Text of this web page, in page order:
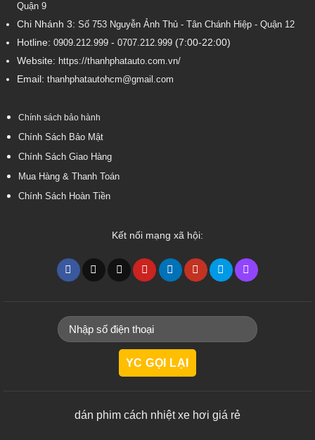
Quận 9
Chi Nhánh 3: Số 753Nguyễn Ảnh Thủ - Tân Chánh Hiệp - Quận 12
Hotline: 0909.212.999- 0707.212.999(7:00-22:00)
Website: https://thanhphatauto.com.vn/
Email: thanhphatautohcm@gmail.com
Chính sách bảo hành
Chính Sách Bảo Mật
Chính Sách Giao Hàng
Mua Hàng & Thanh Toán
Chính Sách Hoàn Tiền
Kết nối mạng xã hội:
dán phim cách nhiệt xe hơi giá rẻ